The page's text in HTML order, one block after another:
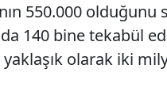
550.000
140 bine tekabül
yaklaşık olarak iki